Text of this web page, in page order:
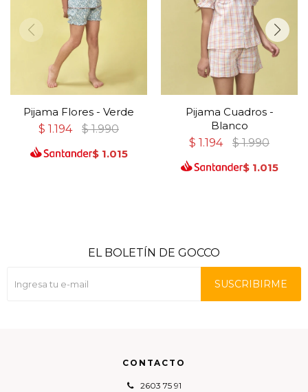
Pijama Flores - Verde
$ 1.194 $ 1.990
$ 1.015
Pijama Cuadros -
Blanco
$ 1.194 $ 1.990
$ 1.015
CONTACTO
2603 75 91
EL BOLETÍN DE GOCCO
SUSCRIBIRME